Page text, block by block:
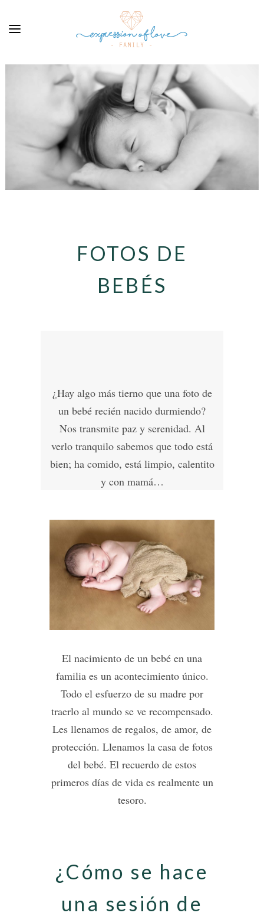
FOTOS DE
BEBÉS
¿Hay algo más tierno que una foto de
un bebé recién nacido durmiendo?
Nos transmite paz y serenidad. Al
verlo tranquilo sabemos que todo está
bien; ha comido, está limpio, calentito
y con mamá…
El nacimiento de un bebé en una
familia es un acontecimiento único.
Todo el esfuerzo de su madre por
traerlo al mundo se ve recompensado.
Les llenamos de regalos, de amor, de
protección. Llenamos la casa de fotos
del bebé. El recuerdo de estos
primeros días de vida es realmente un
tesoro.
¿Cómo se hace
una sesión de